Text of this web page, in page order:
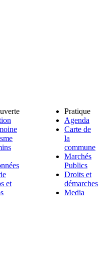
et
Pratique
Agenda
Carte de
la
commune
Marchés
Publics
Droits et
démarches
Media